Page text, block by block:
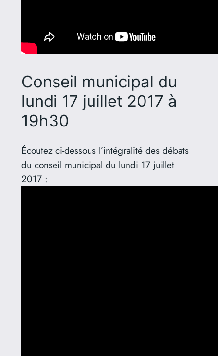
Conseil municipal du
lundi 17 juillet 2017 à
19h30
Écoutez ci-dessous l’intégralité des débats
du conseil municipal du lundi 17 juillet
2017 :